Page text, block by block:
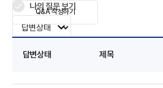
나의 질문 보기
답변상태 제목
Q&A 작성하기